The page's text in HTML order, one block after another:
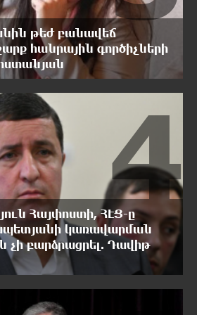
6-08-2026
լուծելու համար, ասեք թե ինչպե՞ս
քկմ տարածքը կրճատվեց.
6-08-2026
Բանկը Սևան Ստարտափ Սամմիթին
է իր պրոդուկտներն ու
6-08-2026
պետք է իր շուրջը
արտախորհրդարանական բոլոր
6-08-2026
նկատմամբ
քրեական գործընթացը
թեժ բանավեճ
հանրային գործիչների
Հայփոստի, ՀԷՑ-ը
կառավարման
չի բարձրացրել. Դավիթ
4